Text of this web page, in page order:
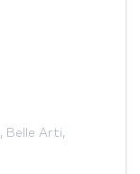
, Belle Arti,